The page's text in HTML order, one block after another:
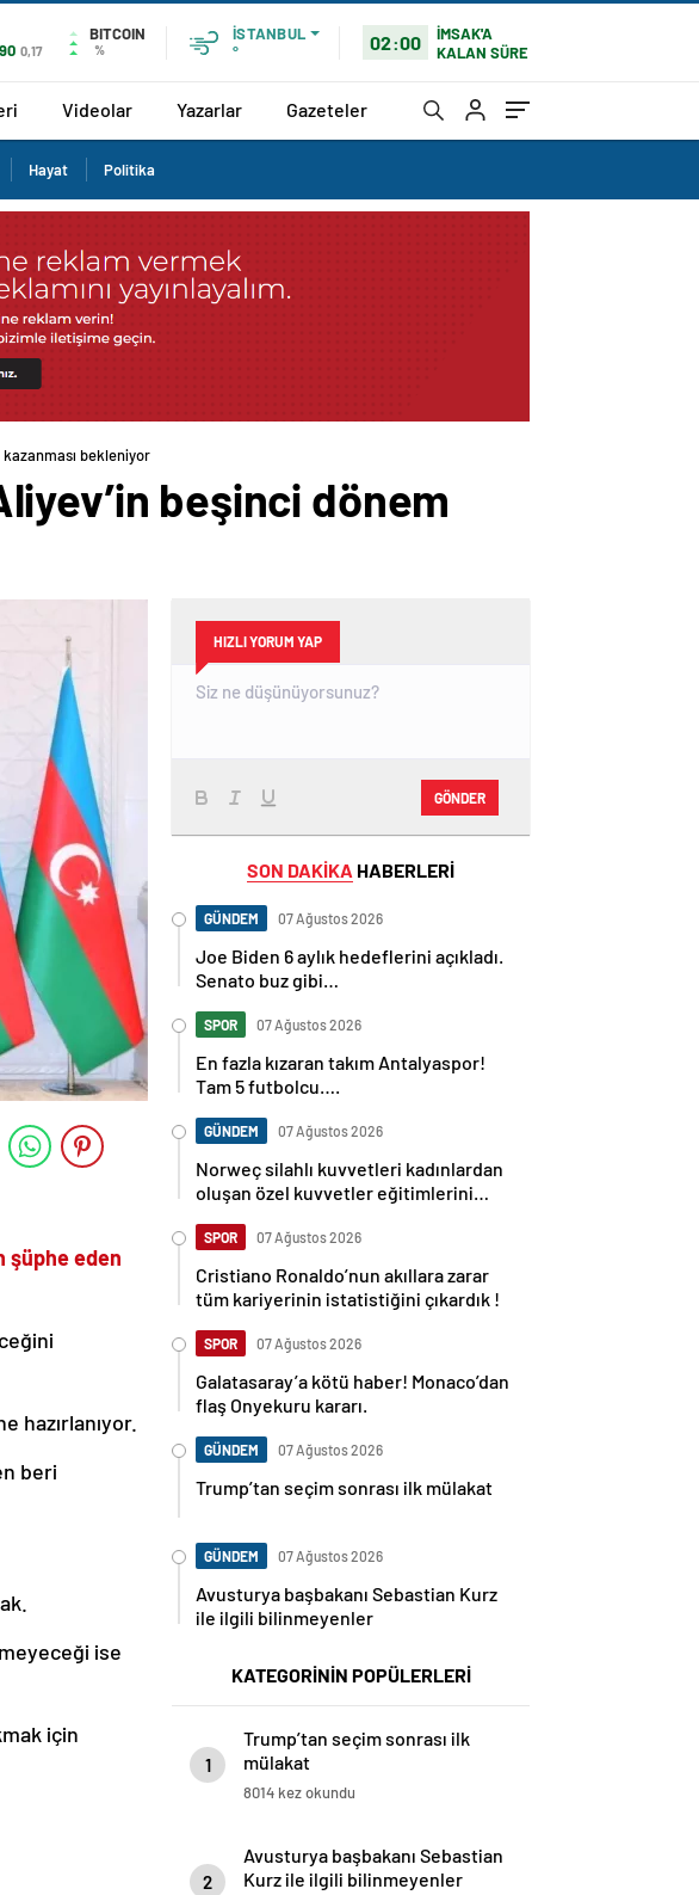
0,17
BITCOIN
%
İSTANBUL
°
02:00
İMSAK'A
KALAN SÜRE
Videolar Yazarlar Gazeteler
Hayat Politika
bekleniyor
beşinci dönem
şüphe eden
hazırlanıyor.
beri
ise
için
HIZLI YORUM YAP
GÖNDER
SON DAKİKA HABERLERİ
GÜNDEM 07 Ağustos 2026
Joe Biden 6 aylık hedeflerini açıkladı.
Senato buz gibi…
SPOR 07 Ağustos 2026
En fazla kızaran takım Antalyaspor!
Tam 5 futbolcu….
GÜNDEM 07 Ağustos 2026
Norweç silahlı kuvvetleri kadınlardan
oluşan özel kuvvetler eğitimlerini
SPOR 07 Ağustos 2026
Cristiano Ronaldo’nun akıllara zarar
tüm kariyerinin istatistiğini çıkardık !
SPOR 07 Ağustos 2026
Galatasaray’a kötü haber! Monaco’dan
flaş Onyekuru kararı.
GÜNDEM 07 Ağustos 2026
Trump’tan seçim sonrası ilk mülakat
GÜNDEM 07 Ağustos 2026
Avusturya başbakanı Sebastian Kurz
ile ilgili bilinmeyenler
KATEGORİNİN POPÜLERLERİ
1
Trump’tan seçim sonrası ilk
mülakat
8014 kez okundu
2
Avusturya başbakanı Sebastian
Kurz ile ilgili bilinmeyenler